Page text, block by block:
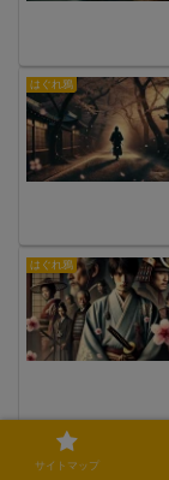
はぐれ鴉
はぐれ鴉
はぐれ鴉
サイトマップ